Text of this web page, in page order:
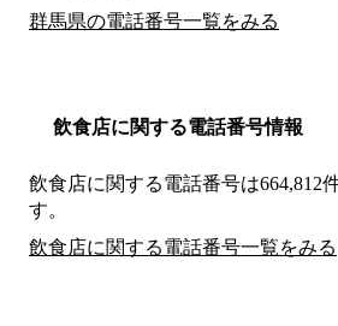
群馬県の電話番号一覧をみる
飲食店に関する電話番号情報
飲食店に関する電話番号は664,812
す。
飲食店に関する電話番号一覧をみる